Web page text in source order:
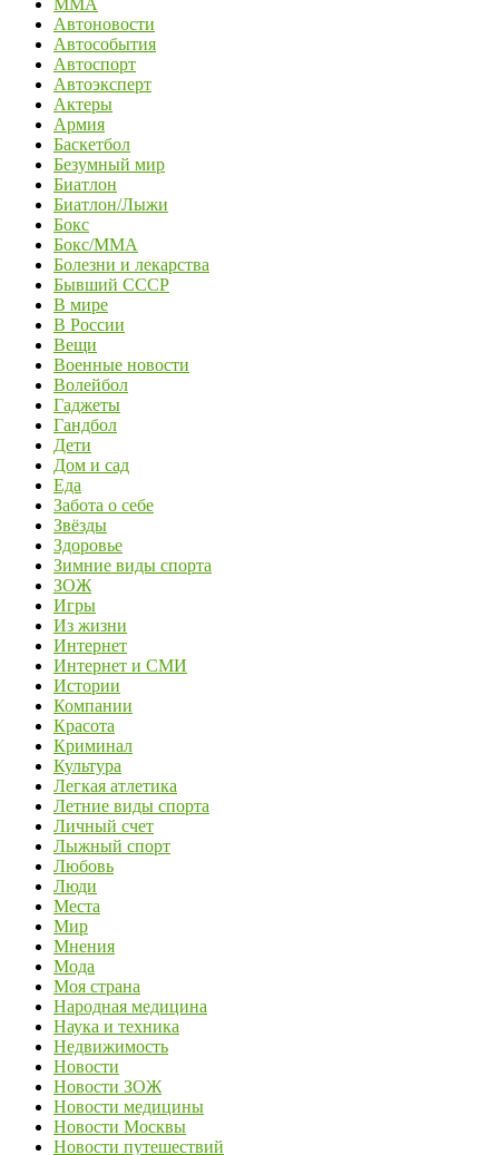
MMA
Автоновости
Автособытия
Автоспорт
Автоэксперт
Актеры
Армия
Баскетбол
Безумный мир
Биатлон
Биатлон/Лыжи
Бокс
Бокс/MMA
Болезни и лекарства
Бывший СССР
В мире
В России
Вещи
Военные новости
Волейбол
Гаджеты
Гандбол
Дети
Дом и сад
Еда
Забота о себе
Звёзды
Здоровье
Зимние виды спорта
ЗОЖ
Игры
Из жизни
Интернет
Интернет и СМИ
Истории
Компании
Красота
Криминал
Культура
Легкая атлетика
Летние виды спорта
Личный счет
Лыжный спорт
Любовь
Люди
Места
Мир
Мнения
Мода
Моя страна
Народная медицина
Наука и техника
Недвижимость
Новости
Новости ЗОЖ
Новости медицины
Новости Москвы
Новости путешествий